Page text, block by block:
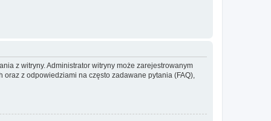
z witryny. Administrator witryny może zarejestrowanym
z odpowiedziami na często zadawane pytania (FAQ),